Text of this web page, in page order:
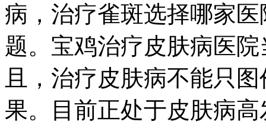
病，治疗雀斑选择哪家
题。宝鸡治疗皮肤病医
且，治疗皮肤病不能只
果。目前正处于皮肤病